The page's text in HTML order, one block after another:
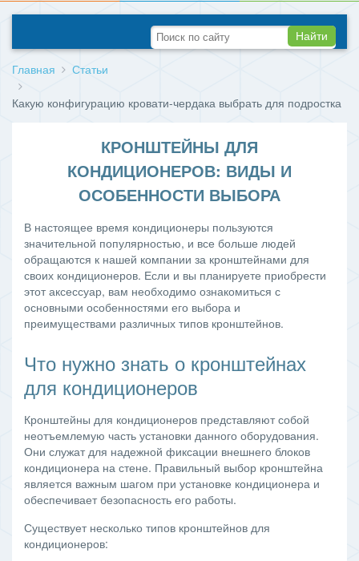
Найти
Главная Статьи
Какую конфигурацию кровати-чердака выбрать для подростка
КРОНШТЕЙНЫ ДЛЯ
КОНДИЦИОНЕРОВ: ВИДЫ И
ОСОБЕННОСТИ ВЫБОРА
В настоящее время кондиционеры пользуются
значительной популярностью, и все больше людей
обращаются к нашей компании за кронштейнами для
своих кондиционеров. Если и вы планируете приобрести
этот аксессуар, вам необходимо ознакомиться с
основными особенностями его выбора и
преимуществами различных типов кронштейнов.
Что нужно знать о кронштейнах
для кондиционеров
Кронштейны для кондиционеров представляют собой
неотъемлемую часть установки данного оборудования.
Они служат для надежной фиксации внешнего блоков
кондиционера на стене. Правильный выбор кронштейна
является важным шагом при установке кондиционера и
обеспечивает безопасность его работы.
Существует несколько типов кронштейнов для
кондиционеров: